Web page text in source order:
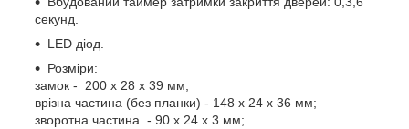
секунд.
LED діод.
Розміри:
замок - 200 х 28 х 39 мм;
врізна частина (без планки) - 148 х 24 х 36 мм;
зворотна частина - 90 х 24 х 3 мм;